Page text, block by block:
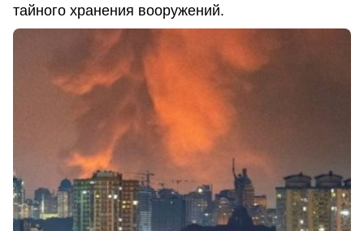
тайного хранения вооружений.